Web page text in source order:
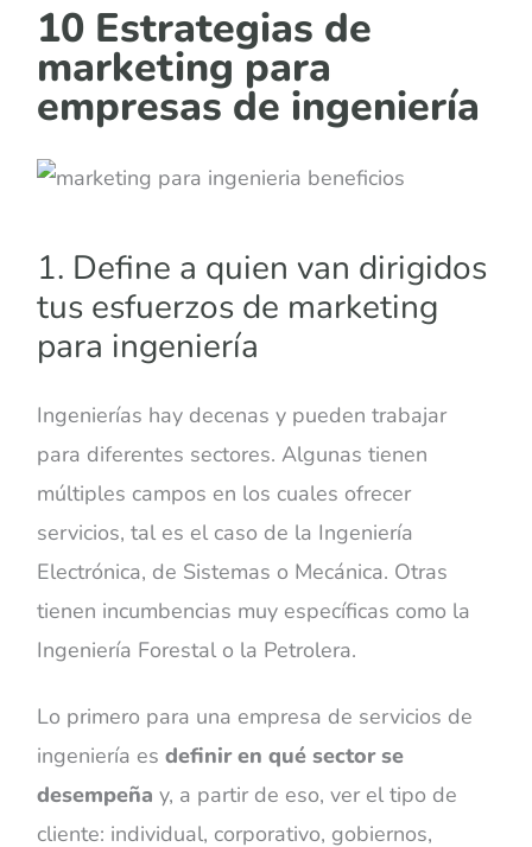
10 Estrategias de
marketing para
empresas de ingeniería
1. Define a quien van dirigidos
tus esfuerzos de marketing
para ingeniería
Ingenierías hay decenas y pueden trabajar
para diferentes sectores. Algunas tienen
múltiples campos en los cuales ofrecer
servicios, tal es el caso de la Ingeniería
Electrónica, de Sistemas o Mecánica. Otras
tienen incumbencias muy específicas como la
Ingeniería Forestal o la Petrolera.
Lo primero para una empresa de servicios de
ingeniería esdefinir en qué sector se
desempeña y, a partir de eso, ver el tipo de
cliente: individual, corporativo, gobiernos,